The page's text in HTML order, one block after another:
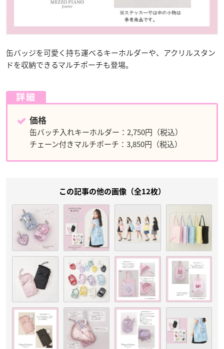
缶バッジを可愛く持ち運べるキーホルダーや、アクリルスタン
ドを収納できるマルチポーチも登場。
詳細
価格
缶バッチ入れキーホルダー：2,750円（税込）
チェーン付きマルチポーチ：3,850円（税込）
この記事の他の画像（全12枚）